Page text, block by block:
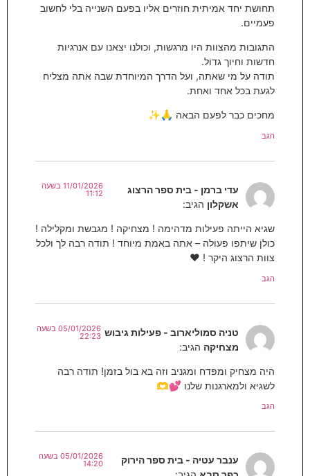
תחושת יחד אמיתית חוזרים אליו בפעם השנייה בלי לחשוב
פעמיים.
התגובות מהצוות היו מרגשות, וכולנו יצאנו עם אנרגיות
חדשות וחיוך גדול.
תודה על מי שאתה, ועל הדרך המיוחדת שבה אתה מצליח
לגעת בכל אחד ואחת.
מחכים כבר לפעם הבאה 🙏✨
הגב
עדי ברמן - בית ספר הרצוג
אשקלון הגיב:
11/01/2026 בשעה
11:12
שגיא הייתה פעילות מדהימה ! מצחיקה ! מגבשת ומקלילה !
כולן שיתפו פעולה – אתה באמת מיוחד ! תודה רבה לך ולכל
צוות הרצוג היקר ! ♥️
הגב
טניה סמוליארוב - פעילות גיבוש
מצחיקה הגיב:
05/01/2026 בשעה
22:23
היה מצחיק ומפדח ומגניב וזה בא בול בזמן! תודה רבה
לשגיא ולמארגנות שלנו 💕🫶
הגב
ענבר עטיה - בית ספר הירוק
05/01/2026 בשעה
14:20